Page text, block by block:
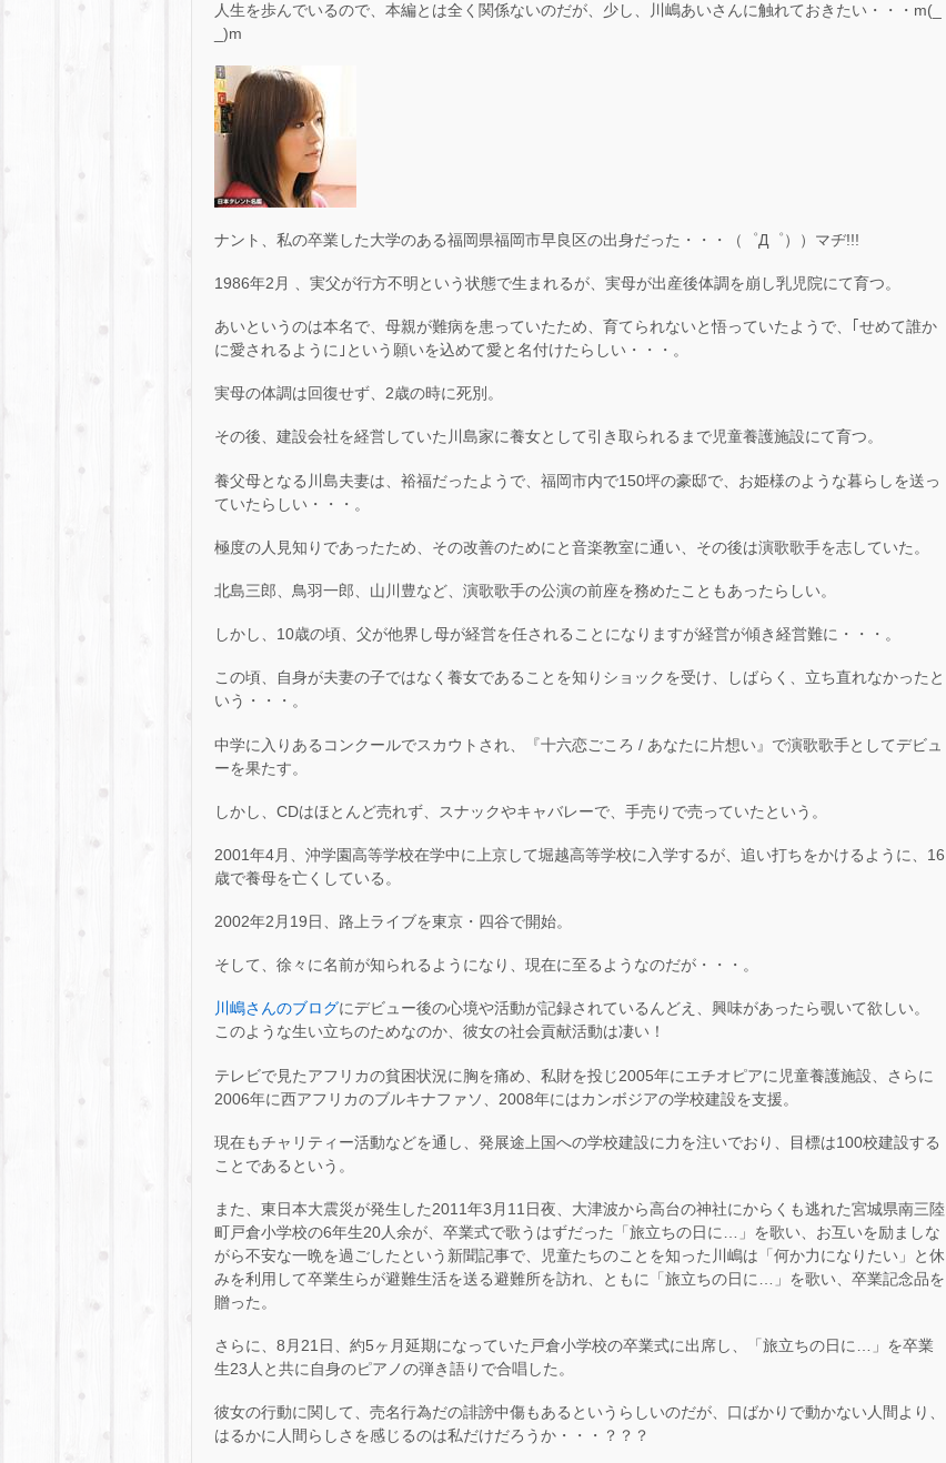
人生を歩んでいるので、本編とは全く関係ないのだが、少し、川嶋あいさんに触れておきたい・・・m(_
_)m
ナント、私の卒業した大学のある福岡県福岡市早良区の出身だった・・・（゜Д゜））マヂ!!!
1986年2月 、実父が行方不明という状態で生まれるが、実母が出産後体調を崩し乳児院にて育つ。
あいというのは本名で、母親が難病を患っていたため、育てられないと悟っていたようで、｢せめて誰か
に愛されるように｣という願いを込めて愛と名付けたらしい・・・。
実母の体調は回復せず、2歳の時に死別。
その後、建設会社を経営していた川島家に養女として引き取られるまで児童養護施設にて育つ。
養父母となる川島夫妻は、裕福だったようで、福岡市内で150坪の豪邸で、お姫様のような暮らしを送っ
ていたらしい・・・。
極度の人見知りであったため、その改善のためにと音楽教室に通い、その後は演歌歌手を志していた。
北島三郎、鳥羽一郎、山川豊など、演歌歌手の公演の前座を務めたこともあったらしい。
しかし、10歳の頃、父が他界し母が経営を任されることになりますが経営が傾き経営難に・・・。
この頃、自身が夫妻の子ではなく養女であることを知りショックを受け、しばらく、立ち直れなかったと
いう・・・。
中学に入りあるコンクールでスカウトされ、『十六恋ごころ / あなたに片想い』で演歌歌手としてデビュ
ーを果たす。
しかし、CDはほとんど売れず、スナックやキャバレーで、手売りで売っていたという。
2001年4月、沖学園高等学校在学中に上京して堀越高等学校に入学するが、追い打ちをかけるように、16
歳で養母を亡くしている。
2002年2月19日、路上ライブを東京・四谷で開始。
そして、徐々に名前が知られるようになり、現在に至るようなのだが・・・。
川嶋さんのブログにデビュー後の心境や活動が記録されているんどえ、興味があったら覗いて欲しい。
このような生い立ちのためなのか、彼女の社会貢献活動は凄い！
テレビで見たアフリカの貧困状況に胸を痛め、私財を投じ2005年にエチオピアに児童養護施設、さらに
2006年に西アフリカのブルキナファソ、2008年にはカンボジアの学校建設を支援。
現在もチャリティー活動などを通し、発展途上国への学校建設に力を注いでおり、目標は100校建設する
ことであるという。
また、東日本大震災が発生した2011年3月11日夜、大津波から高台の神社にからくも逃れた宮城県南三陸
町戸倉小学校の6年生20人余が、卒業式で歌うはずだった「旅立ちの日に…」を歌い、お互いを励ましな
がら不安な一晩を過ごしたという新聞記事で、児童たちのことを知った川嶋は「何か力になりたい」と休
みを利用して卒業生らが避難生活を送る避難所を訪れ、ともに「旅立ちの日に…」を歌い、卒業記念品を
贈った。
さらに、8月21日、約5ヶ月延期になっていた戸倉小学校の卒業式に出席し、「旅立ちの日に…」を卒業
生23人と共に自身のピアノの弾き語りで合唱した。
彼女の行動に関して、売名行為だの誹謗中傷もあるというらしいのだが、口ばかりで動かない人間より、
はるかに人間らしさを感じるのは私だけだろうか・・・？？？